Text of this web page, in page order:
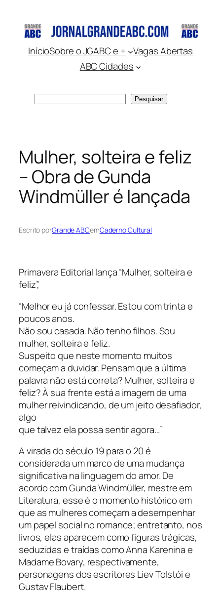
conteúdo
InícioSobre o JGABC e +
Vagas Abertas
ABC Cidades
Pesquisar
Mulher, solteira e feliz
– Obra de Gunda
Windmüller é lançada
Escrito porGrande ABCemCaderno Cultural
Primavera Editorial lança “Mulher, solteira e
feliz”,
“Melhor eu já confessar. Estou com trinta e
poucos anos.
Não sou casada. Não tenho filhos. Sou
mulher, solteira e feliz.
Suspeito que neste momento muitos
começam a duvidar. Pensam que a última
palavra não está correta? Mulher, solteira e
feliz? À sua frente está a imagem de uma
mulher reivindicando, de um jeito desafiador,
algo
que talvez ela possa sentir agora…”
A virada do século 19 para o 20 é
considerada um marco de uma mudança
significativa na linguagem do amor. De
acordo com Gunda Windmüller, mestre em
Literatura, esse é o momento histórico em
que as mulheres começam a desempenhar
um papel social no romance; entretanto, nos
livros, elas aparecem como figuras trágicas,
seduzidas e traídas como Anna Karenina e
Madame Bovary, respectivamente,
personagens dos escritores Liev Tolstói e
Gustav Flaubert.